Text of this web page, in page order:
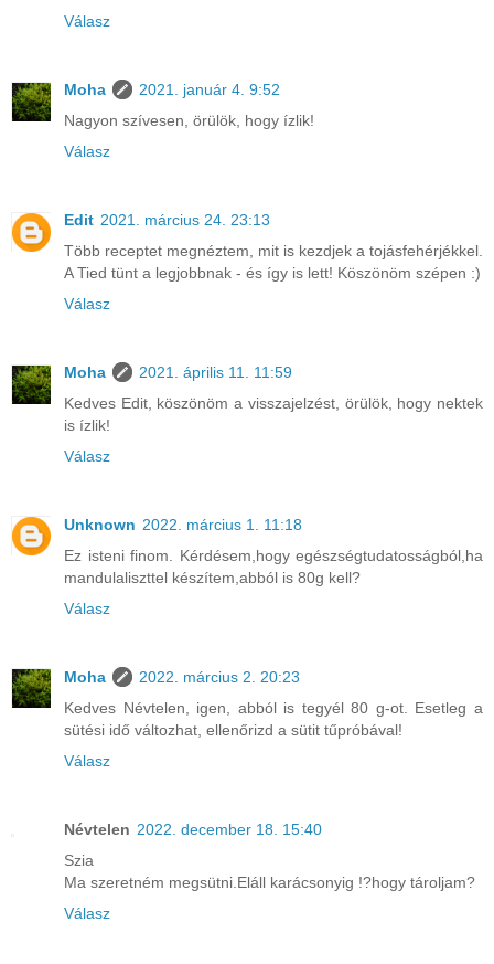
Válasz
Moha
2021. január 4. 9:52
Nagyon szívesen, örülök, hogy ízlik!
Válasz
Edit 2021. március 24. 23:13
Több receptet megnéztem, mit is kezdjek a tojásfehérjékkel.
A Tied tünt a legjobbnak - és így is lett! Köszönöm szépen :)
Válasz
Moha
2021. április 11. 11:59
Kedves Edit, köszönöm a visszajelzést, örülök, hogy nektek
is ízlik!
Válasz
Unknown 2022. március 1. 11:18
Ez isteni finom. Kérdésem,hogy egészségtudatosságból,ha
mandulaliszttel készítem,abból is 80g kell?
Válasz
Moha
2022. március 2. 20:23
Kedves Névtelen, igen, abból is tegyél 80 g-ot. Esetleg a
sütési idő változhat, ellenőrizd a sütit tűpróbával!
Válasz
Névtelen 2022. december 18. 15:40
Szia
Ma szeretném megsütni.Eláll karácsonyig !?hogy tároljam?
Válasz